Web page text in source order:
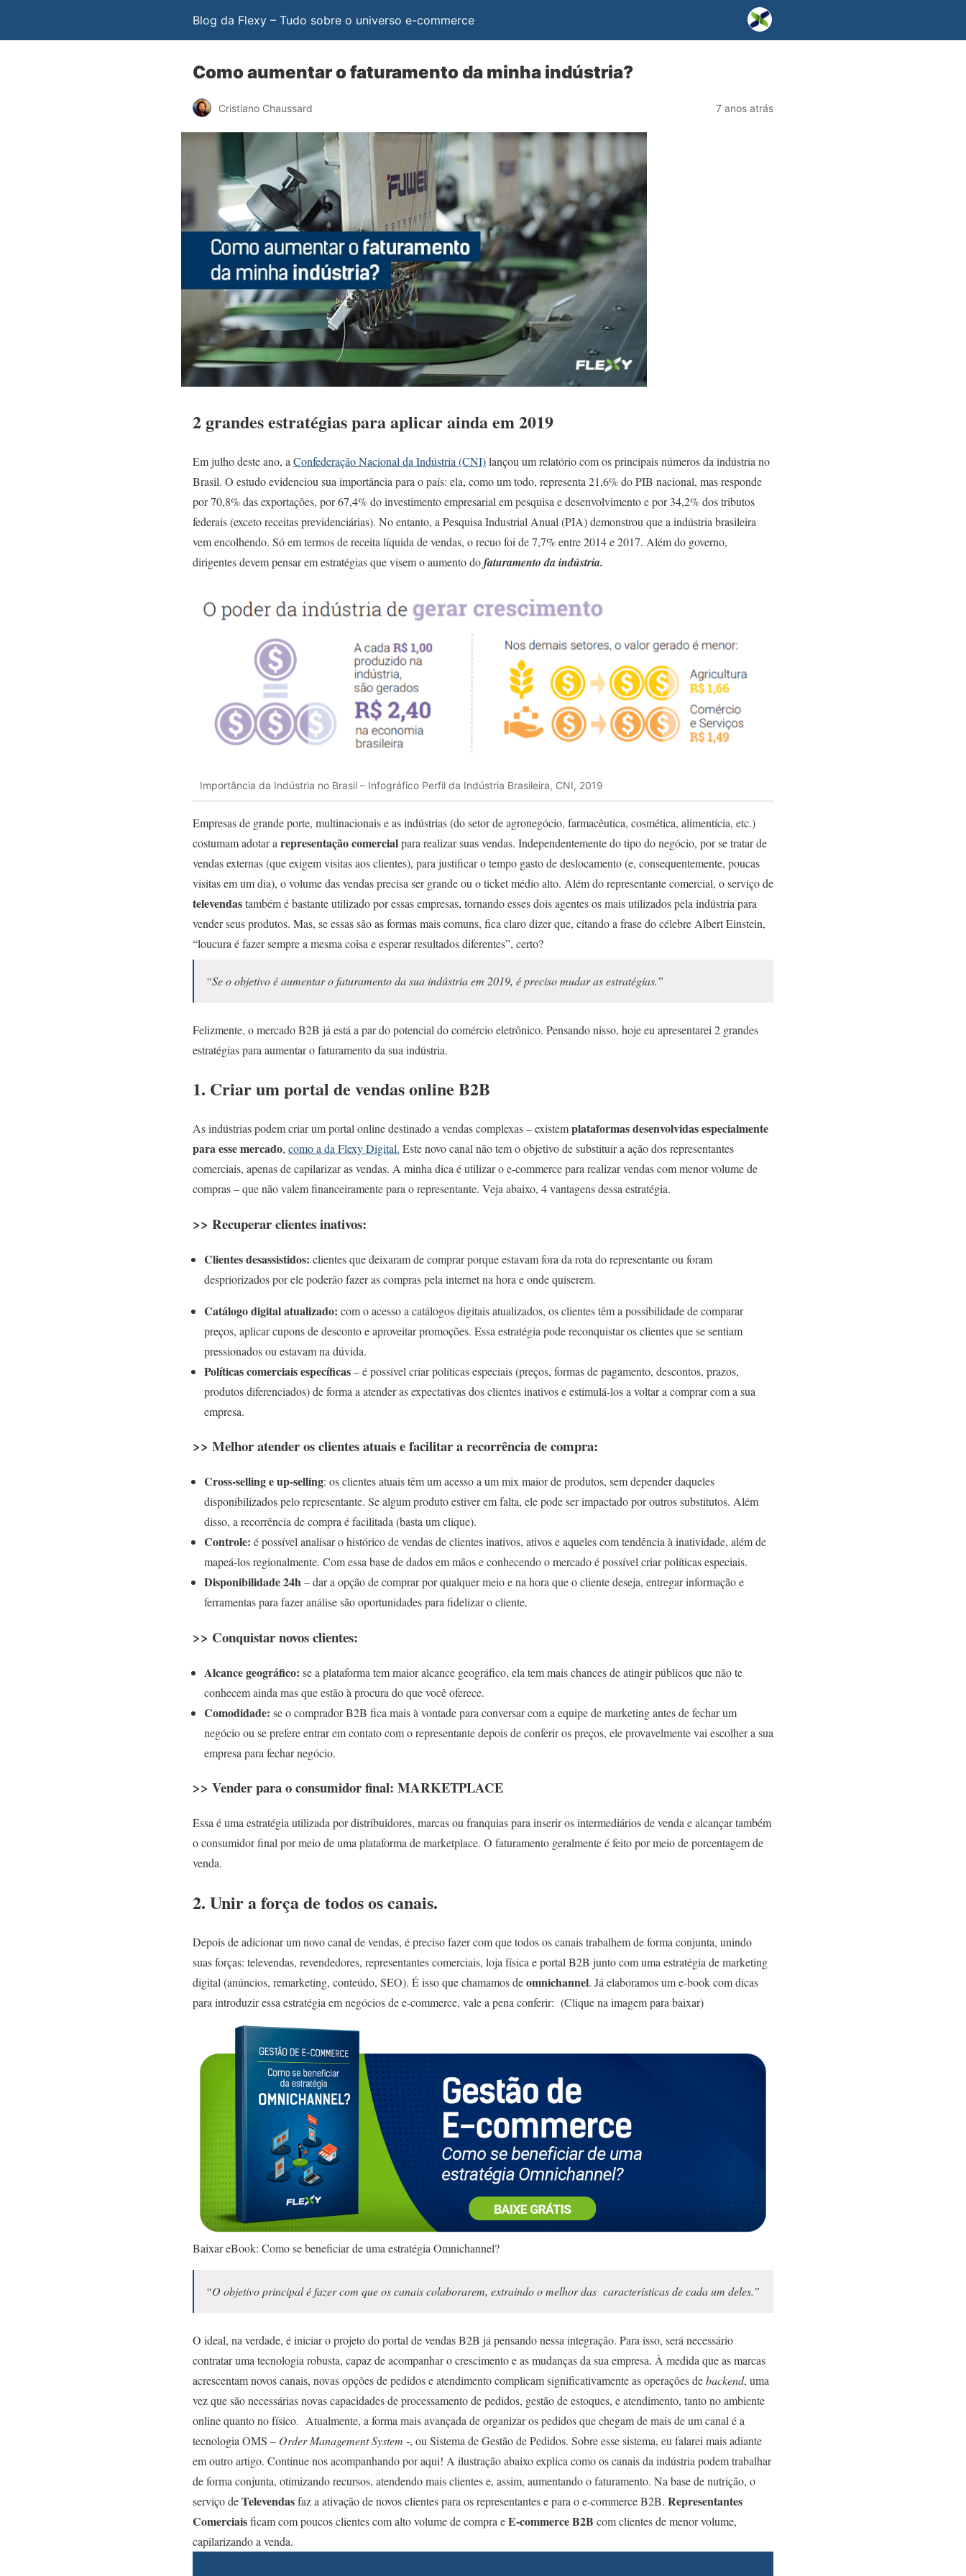
Blog da Flexy – Tudo sobre o universo e-commerce
Como aumentar o faturamento da minha indústria?
Cristiano Chaussard 7 anos atrás
2 grandes estratégias para aplicar ainda em 2019
Em julho deste ano, a Confederação Nacional da Indústria (CNI)lançou um relatório com os principais números da indústria no
Brasil. O estudo evidenciou sua importância para o país: ela, como um todo, representa 21,6% do PIB nacional, mas responde
por 70,8% das exportações, por 67,4% do investimento empresarial em pesquisa e desenvolvimento e por 34,2% dos tributos
federais (exceto receitas previdenciárias). No entanto, a Pesquisa Industrial Anual (PIA) demonstrou que a indústria brasileira
vem encolhendo. Só em termos de receita líquida de vendas, o recuo foi de 7,7% entre 2014 e 2017. Além do governo,
dirigentes devem pensar em estratégias que visem o aumento dofaturamento da indústria.
Importância da Indústria no Brasil – Infográfico Perfil da Indústria Brasileira, CNI, 2019
Empresas de grande porte, multinacionais e as indústrias (do setor de agronegócio, farmacêutica, cosmética, alimentícia, etc.)
costumam adotar a representação comercialpara realizar suas vendas. Independentemente do tipo do negócio, por se tratar de
vendas externas (que exigem visitas aos clientes), para justificar o tempo gasto de deslocamento (e, consequentemente, poucas
visitas em um dia), o volume das vendas precisa ser grande ou o ticket médio alto. Além do representante comercial, o serviço de
televendastambém é bastante utilizado por essas empresas, tornando esses dois agentes os mais utilizados pela indústria para
vender seus produtos. Mas, se essas são as formas mais comuns, fica claro dizer que, citando a frase do célebre Albert Einstein,
“loucura é fazer sempre a mesma coisa e esperar resultados diferentes”, certo?
“Se o objetivo é aumentar o faturamento da sua indústria em 2019, é preciso mudar as estratégias.”
Felizmente, o mercado B2B já está a par do potencial do comércio eletrônico. Pensando nisso, hoje eu apresentarei 2 grandes
estratégias para aumentar o faturamento da sua indústria.
1. Criar um portal de vendas online B2B
As indústrias podem criar um portal online destinado a vendas complexas – existemplataformas desenvolvidas especialmente
para esse mercado, como a da Flexy Digital. Este novo canal não tem o objetivo de substituir a ação dos representantes
comerciais, apenas de capilarizar as vendas. A minha dica é utilizar o e-commerce para realizar vendas com menor volume de
compras – que não valem financeiramente para o representante. Veja abaixo, 4 vantagens dessa estratégia.
>> Recuperar clientes inativos:
Clientes desassistidos: clientes que deixaram de comprar porque estavam fora da rota do representante ou foram
despriorizados por ele poderão fazer as compras pela internet na hora e onde quiserem.
Catálogo digital atualizado: com o acesso a catálogos digitais atualizados, os clientes têm a possibilidade de comparar
preços, aplicar cupons de desconto e aproveitar promoções. Essa estratégia pode reconquistar os clientes que se sentiam
pressionados ou estavam na dúvida.
Políticas comerciais específicas– é possível criar políticas especiais (preços, formas de pagamento, descontos, prazos,
produtos diferenciados) de forma a atender as expectativas dos clientes inativos e estimulá-los a voltar a comprar com a sua
empresa.
>> Melhor atender os clientes atuais e facilitar a recorrência de compra:
Cross-selling e up-selling: os clientes atuais têm um acesso a um mix maior de produtos, sem depender daqueles
disponibilizados pelo representante. Se algum produto estiver em falta, ele pode ser impactado por outros substitutos. Além
disso, a recorrência de compra é facilitada (basta um clique).
Controle: é possível analisar o histórico de vendas de clientes inativos, ativos e aqueles com tendência à inatividade, além de
mapeá-los regionalmente. Com essa base de dados em mãos e conhecendo o mercado é possível criar políticas especiais.
Disponibilidade 24h– dar a opção de comprar por qualquer meio e na hora que o cliente deseja, entregar informação e
ferramentas para fazer análise são oportunidades para fidelizar o cliente.
>> Conquistar novos clientes:
Alcance geográfico: se a plataforma tem maior alcance geográfico, ela tem mais chances de atingir públicos que não te
conhecem ainda mas que estão à procura do que você oferece.
Comodidade: se o comprador B2B fica mais à vontade para conversar com a equipe de marketing antes de fechar um
negócio ou se prefere entrar em contato com o representante depois de conferir os preços, ele provavelmente vai escolher a sua
empresa para fechar negócio.
>> Vender para o consumidor final: MARKETPLACE
Essa é uma estratégia utilizada por distribuidores, marcas ou franquias para inserir os intermediários de venda e alcançar também
o consumidor final por meio de uma plataforma de marketplace. O faturamento geralmente é feito por meio de porcentagem de
venda.
2. Unir a força de todos os canais.
Depois de adicionar um novo canal de vendas, é preciso fazer com que todos os canais trabalhem de forma conjunta, unindo
suas forças: televendas, revendedores, representantes comerciais, loja física e portal B2B junto com uma estratégia de marketing
digital (anúncios, remarketing, conteúdo, SEO). É isso que chamamos deomnichannel. Já elaboramos um e-book com dicas
para introduzir essa estratégia em negócios de e-commerce, vale a pena conferir: (Clique na imagem para baixar)
Baixar eBook: Como se beneficiar de uma estratégia Omnichannel?
“O objetivo principal é fazer com que os canais colaborarem, extraindo o melhor das características de cada um deles.”
O ideal, na verdade, é iniciar o projeto do portal de vendas B2B já pensando nessa integração. Para isso, será necessário
contratar uma tecnologia robusta, capaz de acompanhar o crescimento e as mudanças da sua empresa. À medida que as marcas
acrescentam novos canais, novas opções de pedidos e atendimento complicam significativamente as operações debackend, uma
vez que são necessárias novas capacidades de processamento de pedidos, gestão de estoques, e atendimento, tanto no ambiente
online quanto no físico. Atualmente, a forma mais avançada de organizar os pedidos que chegam de mais de um canal é a
tecnologia OMS – Order Management System -, ou Sistema de Gestão de Pedidos. Sobre esse sistema, eu falarei mais adiante
em outro artigo. Continue nos acompanhando por aqui! A ilustração abaixo explica como os canais da indústria podem trabalhar
de forma conjunta, otimizando recursos, atendendo mais clientes e, assim, aumentando o faturamento. Na base de nutrição, o
serviço deTelevendasfaz a ativação de novos clientes para os representantes e para o e-commerce B2B. Representantes
Comerciaisficam com poucos clientes com alto volume de compra eE-commerce B2B com clientes de menor volume,
capilarizando a venda.